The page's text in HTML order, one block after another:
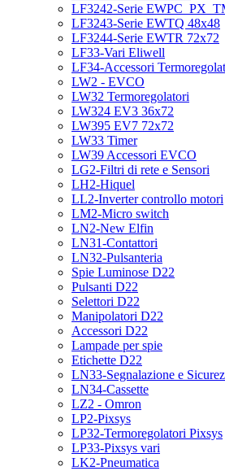
LF3242-Serie
LF3243-Serie EWTQ 48x48
LF3244-Serie EWTR 72x72
LF33-Vari Eliwell
LF34-Accessori
LW2 - EVCO
LW32 Termoregolatori
LW324 EV3 36x72
LW395 EV7 72x72
LW33 Timer
LW39 Accessori EVCO
LG2-Filtri di rete e Sensori
LH2-Hiquel
LL2-Inverter controllo motori
LM2-Micro switch
LN2-New Elfin
LN31-Contattori
LN32-Pulsanteria
Spie Luminose D22
Pulsanti D22
Selettori D22
Manipolatori D22
Accessori D22
Lampade per spie
Etichette D22
LN33-Segnalazione e
LN34-Cassette
LZ2 - Omron
LP2-Pixsys
LP32-Termoregolatori Pixsys
LP33-Pixsys vari
LK2-Pneumatica